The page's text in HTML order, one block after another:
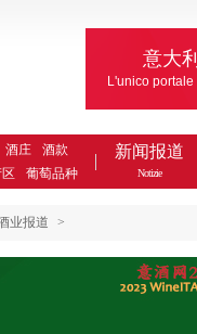
意大
L'unico
酒庄
酒款
葡萄品种
新闻报道
Notizie
业报道 >